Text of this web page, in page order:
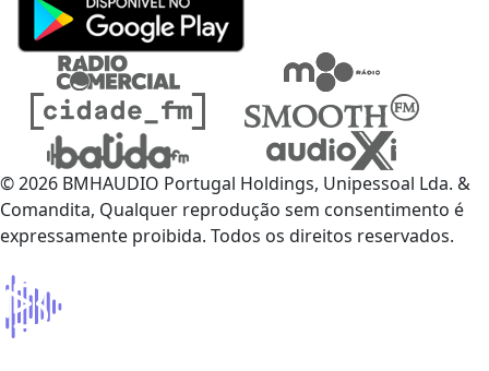
© 2026 BMHAUDIO Portugal Holdings, Unipessoal Lda. &
Comandita, Qualquer reprodução sem consentimento é
expressamente proibida. Todos os direitos reservados.